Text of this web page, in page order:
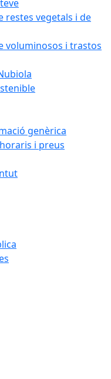
restes vegetals i de
voluminosos i trastos
genèrica
i preus